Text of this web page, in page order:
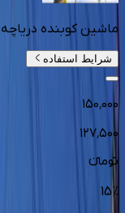
ماشین کوبنده دریاچه
شرایط استفاده
۱۵۰٬۰۰۰
۱۲۷٬۵۰۰
تومانءء
15%